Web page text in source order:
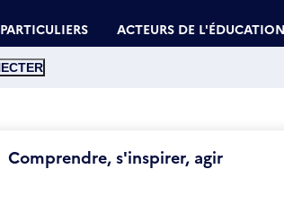
PARTICULIERS ACTEURS DE L'ÉDUCATION
Comprendre, s'inspirer, agir